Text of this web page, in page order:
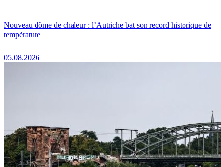
Nouveau dôme de chaleur : l’Autriche bat son record historique de
température
05.08.2026